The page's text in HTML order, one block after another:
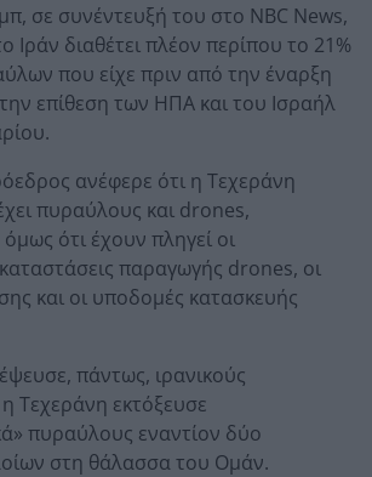
σε συνέντευξή του στο NBC News,
Ιράν διαθέτει πλέον περίπου το 21%
που είχε πριν από την έναρξη
επίθεση των ΗΠΑ και του Ισραήλ
ανέφερε ότι η Τεχεράνη
πυραύλους και drones,
ότι έχουν πληγεί οι
παραγωγής drones, οι
και οι υποδομές κατασκευής
πάντως, ιρανικούς
Τεχεράνη εκτόξευσε
πυραύλους εναντίον δύο
στη θάλασσα του Ομάν.